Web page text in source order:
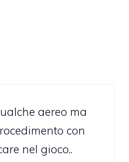
aereo ma
con
nel gioco..